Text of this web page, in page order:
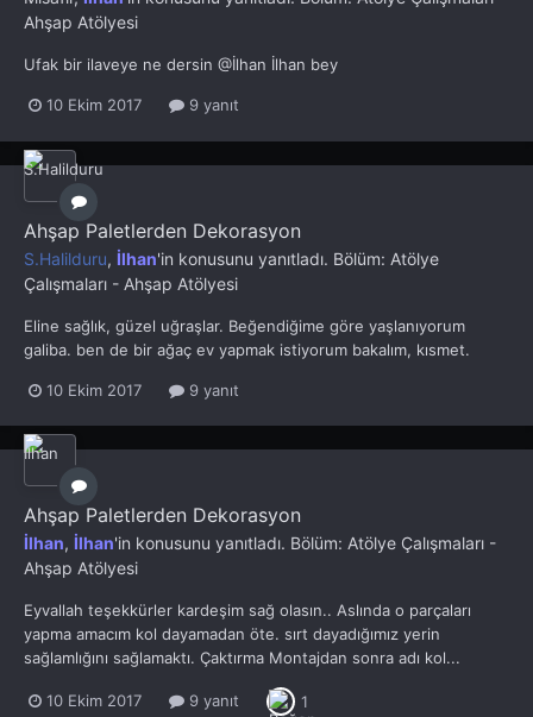
Ahşap Atölyesi
Ufak bir ilaveye ne dersin @İlhan İlhan bey
10 Ekim 2017 9 yanıt
Ahşap Paletlerden Dekorasyon
S.Halilduru, İlhan'in konusunu yanıtladı. Bölüm: Atölye
Çalışmaları - Ahşap Atölyesi
Eline sağlık, güzel uğraşlar. Beğendiğime göre yaşlanıyorum
galiba. ben de bir ağaç ev yapmak istiyorum bakalım, kısmet.
10 Ekim 2017 9 yanıt
Ahşap Paletlerden Dekorasyon
İlhan, İlhan'in konusunu yanıtladı. Bölüm: Atölye Çalışmaları -
Ahşap Atölyesi
Eyvallah teşekkürler kardeşim sağ olasın.. Aslında o parçaları
yapma amacım kol dayamadan öte. sırt dayadığımız yerin
sağlamlığını sağlamaktı. Çaktırma Montajdan sonra adı kol...
10 Ekim 2017 9 yanıt 1